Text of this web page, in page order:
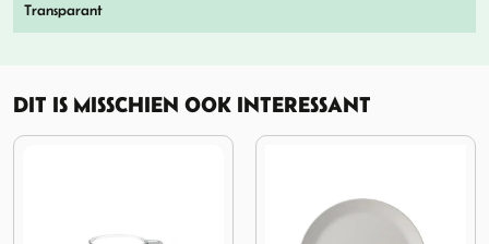
Transparant
DIT IS MISSCHIEN OOK INTERESSANT